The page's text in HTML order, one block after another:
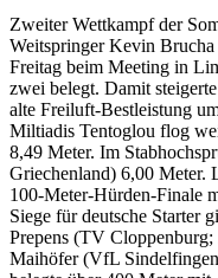
Zweiter Wettkampf der
Weitspringer Kevin
Freitag beim Meeting in
zwei belegt. Damit
alte Freiluft-Bestleistung
Miltiadis Tentoglou flog
8,49 Meter. Im
Griechenland) 6,00
100-Meter-Hürden-Finale
Siege für deutsche Starter
Prepens (TV
Maihöfer (VfL